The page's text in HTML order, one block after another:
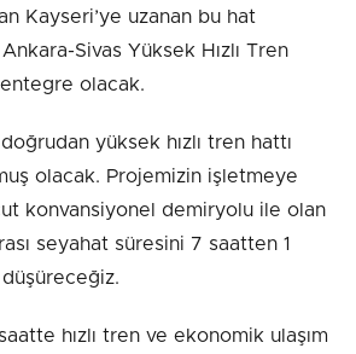
Kayseri’ye uzanan bu hat
Sivas Yüksek Hızlı Tren
olacak.
yüksek hızlı tren hattı
olacak. Projemizin işletmeye
konvansiyonel demiryolu ile olan
seyahat süresini 7 saatten 1
hızlı tren ve ekonomik ulaşım